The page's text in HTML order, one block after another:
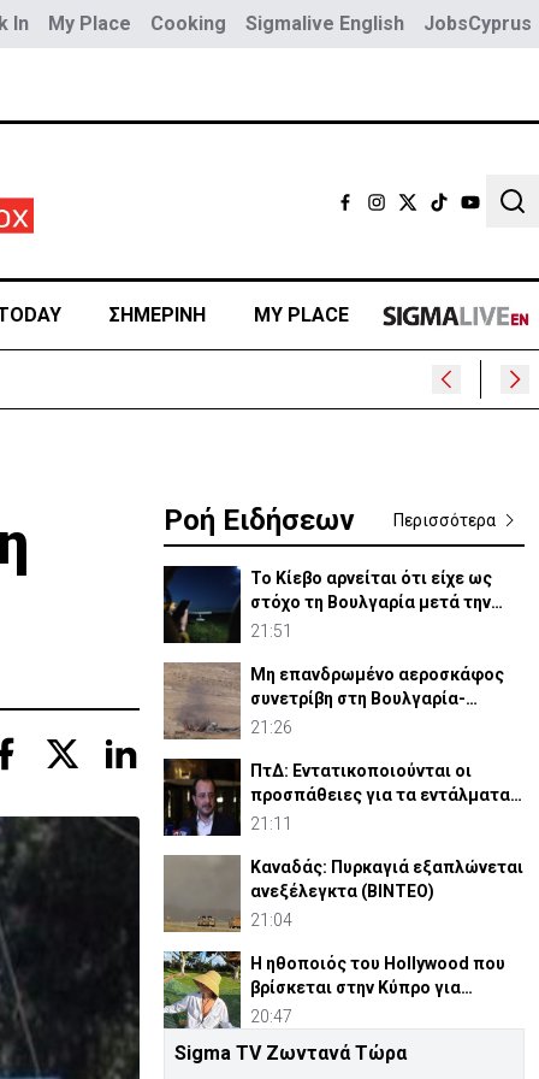
In My Place Cooking Sigmalive English JobsCyprus
ΣΗΜΕΡΙΝΗ MY PLACE
Ροή Ειδήσεων Περισσότερα
Το Κίεβο αρνείται ότι είχε ως
στόχο τη Βουλγαρία μετά την
έκρηξη του drone
21:51
Μη επανδρωμένο αεροσκάφος
συνετρίβη στη Βουλγαρία-
Kατηγορεί το Κίεβο
21:26
ΠτΔ: Εντατικοποιούνται οι
προσπάθειες για τα εντάλματα
σύλληψης Ισαάκ-Σολωμού
21:11
Καναδάς: Πυρκαγιά εξαπλώνεται
ανεξέλεγκτα (ΒΙΝΤΕΟ)
21:04
Η ηθοποιός του Hollywood που
βρίσκεται στην Κύπρο για
διακοπές
20:47
Ποιοι είναι οι όροι του Ιράν προς
Sigma TV Ζωντανά Τώρα